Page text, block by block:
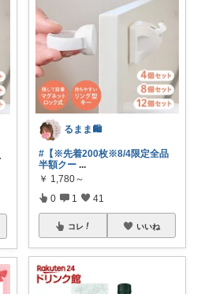
るまま🛍️
#【※先着200枚※8/4限定全品
半額クー ...
￥ 1,780～
0 1 41
コレ いいね